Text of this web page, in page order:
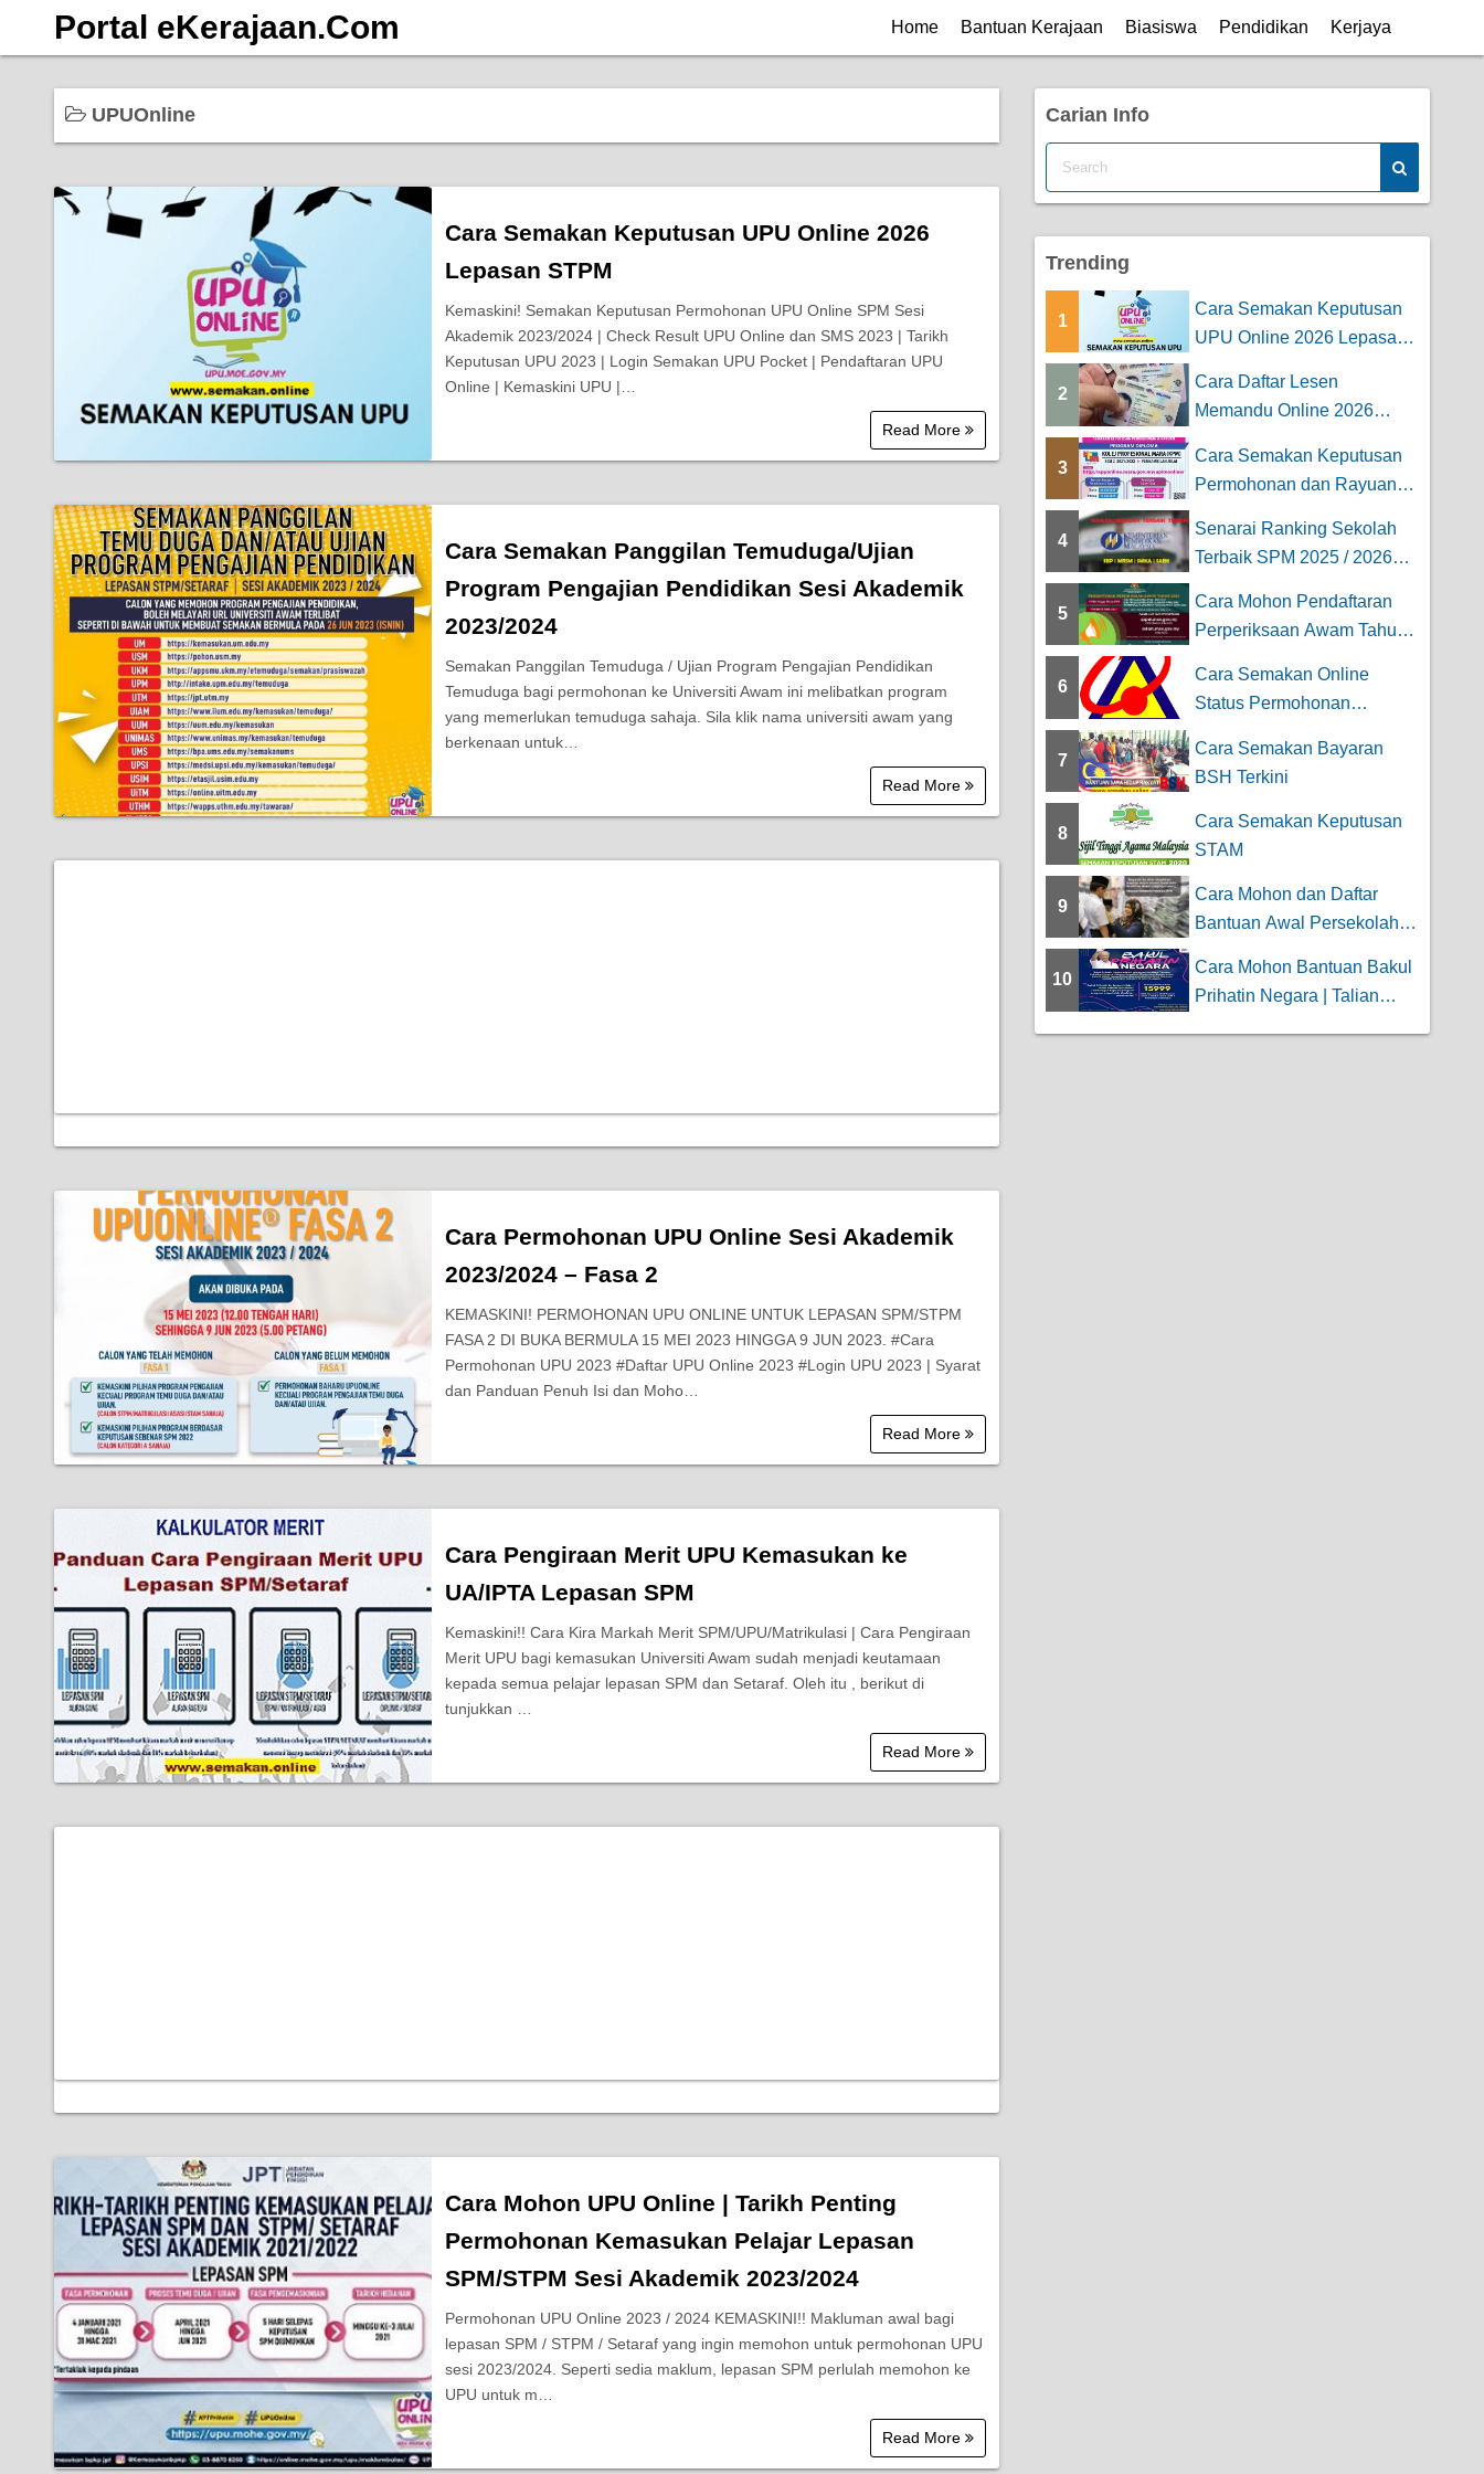
Portal eKerajaan.Com Home Bantuan Kerajaan Biasiswa Pendidikan Kerjaya
UPUOnline
Cara Semakan Keputusan UPU Online 2026
Lepasan STPM
Kemaskini! Semakan Keputusan Permohonan UPU Online SPM Sesi
Akademik 2023/2024 | Check Result UPU Online dan SMS 2023 | Tarikh
Keputusan UPU 2023 | Login Semakan UPU Pocket | Pendaftaran UPU
Online | Kemaskini UPU |…
Read More
Cara Semakan Panggilan Temuduga/Ujian
Program Pengajian Pendidikan Sesi Akademik
2023/2024
Semakan Panggilan Temuduga / Ujian Program Pengajian Pendidikan
Temuduga bagi permohonan ke Universiti Awam ini melibatkan program
yang memerlukan temuduga sahaja. Sila klik nama universiti awam yang
berkenaan untuk…
Read More
Cara Permohonan UPU Online Sesi Akademik
2023/2024 – Fasa 2
KEMASKINI! PERMOHONAN UPU ONLINE UNTUK LEPASAN SPM/STPM
FASA 2 DI BUKA BERMULA 15 MEI 2023 HINGGA 9 JUN 2023. #Cara
Permohonan UPU 2023 #Daftar UPU Online 2023 #Login UPU 2023 | Syarat
dan Panduan Penuh Isi dan Moho…
Read More
Cara Pengiraan Merit UPU Kemasukan ke
UA/IPTA Lepasan SPM
Kemaskini!! Cara Kira Markah Merit SPM/UPU/Matrikulasi | Cara Pengiraan
Merit UPU bagi kemasukan Universiti Awam sudah menjadi keutamaan
kepada semua pelajar lepasan SPM dan Setaraf. Oleh itu , berikut di
tunjukkan …
Read More
Cara Mohon UPU Online | Tarikh Penting
Permohonan Kemasukan Pelajar Lepasan
SPM/STPM Sesi Akademik 2023/2024
Permohonan UPU Online 2023 / 2024 KEMASKINI!! Makluman awal bagi
lepasan SPM / STPM / Setaraf yang ingin memohon untuk permohonan UPU
sesi 2023/2024. Seperti sedia maklum, lepasan SPM perlulah memohon ke
UPU untuk m…
Read More
Carian Info
Trending
1
Cara Semakan Keputusan
UPU Online 2026 Lepasan
2
Cara Daftar Lesen
Memandu Online 2026
3
Cara Semakan Keputusan
Permohonan dan Rayuan
4
Senarai Ranking Sekolah
Terbaik SPM 2025 / 2026
5
Cara Mohon Pendaftaran
Perperiksaan Awam Tahun |
6
Cara Semakan Online
Status Permohonan
7
Cara Semakan Bayaran
BSH Terkini
8
Cara Semakan Keputusan
STAM
9
Cara Mohon dan Daftar
Bantuan Awal Persekolahan
10
Cara Mohon Bantuan Bakul
Prihatin Negara | Talian